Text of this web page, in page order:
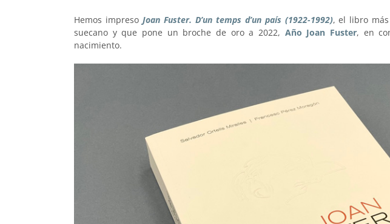
Hemos impreso Joan Fuster. D’un temps d’un país (1922-1992), el libro
suecano y que pone un broche de oro a 2022, Año Joan Fuster, en
nacimiento.